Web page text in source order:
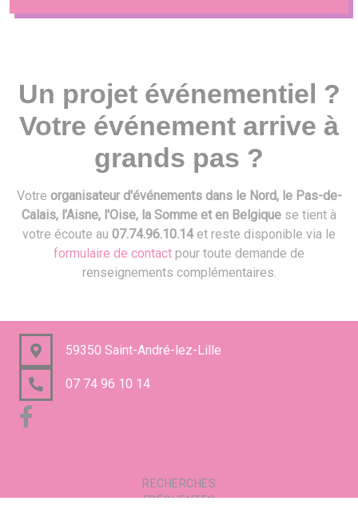
Un projet événementiel ?
Votre événement arrive à
grands pas ?
Votre organisateur d'événements dans le Nord, le Pas-de-
Calais, l'Aisne, l'Oise, la Somme et en Belgique se tient à
votre écoute au 07.74.96.10.14et reste disponible via le
formulaire de contact pour toute demande de
renseignements complémentaires.
59350 Saint-André-lez-Lille
07 74 96 10 14
RECHERCHES
FRÉQUENTES